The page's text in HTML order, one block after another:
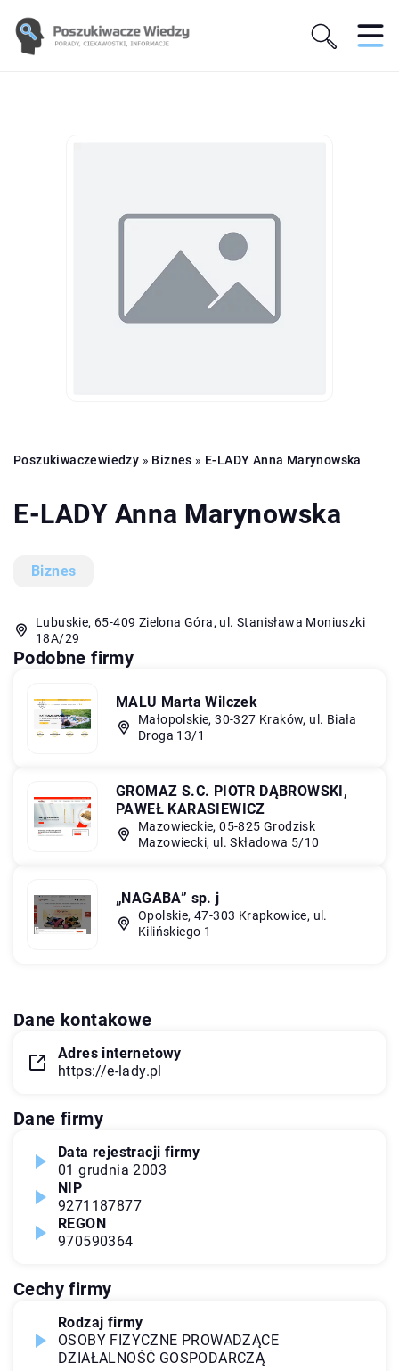
Poszukiwaczewiedzy » Biznes » E-LADY Anna Marynowska
E-LADY Anna Marynowska
Biznes
Lubuskie, 65-409 Zielona Góra, ul. Stanisława Moniuszki
18A/29
Podobne firmy
MALU Marta Wilczek
Małopolskie, 30-327 Kraków, ul. Biała
Droga 13/1
GROMAZ S.C. PIOTR DĄBROWSKI,
PAWEŁ KARASIEWICZ
Mazowieckie, 05-825 Grodzisk
Mazowiecki, ul. Składowa 5/10
„NAGABA” sp. j
Opolskie, 47-303 Krapkowice, ul.
Kilińskiego 1
Dane kontakowe
Adres internetowy
https://e-lady.pl
Dane firmy
Data rejestracji firmy
01 grudnia 2003
NIP
9271187877
REGON
970590364
Cechy firmy
Rodzaj firmy
OSOBY FIZYCZNE PROWADZĄCE
DZIAŁALNOŚĆ GOSPODARCZĄ